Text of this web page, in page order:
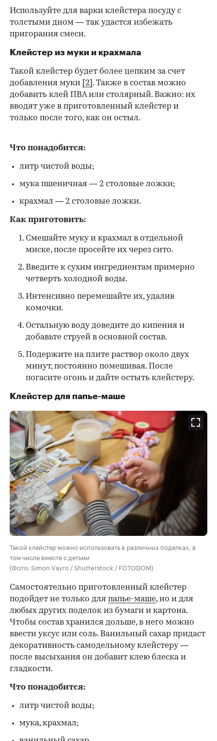
Используйте для варки клейстера посуду с
толстыми дном — так удастся избежать
пригорания смеси.
Клейстер из муки и крахмала
Такой клейстер будет более цепким за счет
добавления муки [2] . Также в состав можно
добавить клей ПВА или столярный. Важно: их
вводят уже в приготовленный клейстер и
только после того, как он остыл.
Что понадобится:
литр чистой воды;
мука пшеничная — 2 столовые ложки;
крахмал — 2 столовые ложки.
Как приготовить:
Смешайте муку и крахмал в отдельной
миске, после просейте их через сито.
Введите к сухим ингредиентам примерно
четверть холодной воды.
Интенсивно перемешайте их, удалив
комочки.
Остальную воду доведите до кипения и
добавьте струей в основной состав.
Подержите на плите раствор около двух
минут, постоянно помешивая. После
погасите огонь и дайте остыть клейстеру.
Клейстер для папье-маше
Такой клейстер можно использовать в различных поделках, в
том числе вместе с детьми
(Фото: Simon Vayro / Shutterstock / FOTODOM)
Самостоятельно приготовленный клейстер
подойдет не только для папье-маше, но и для
любых других поделок из бумаги и картона.
Чтобы состав хранился дольше, в него можно
ввести уксус или соль. Ванильный сахар придаст
декоративность самодельному клейстеру —
после высыхания он добавит клею блеска и
гладкости.
Что понадобится:
литр чистой воды;
мука, крахмал;